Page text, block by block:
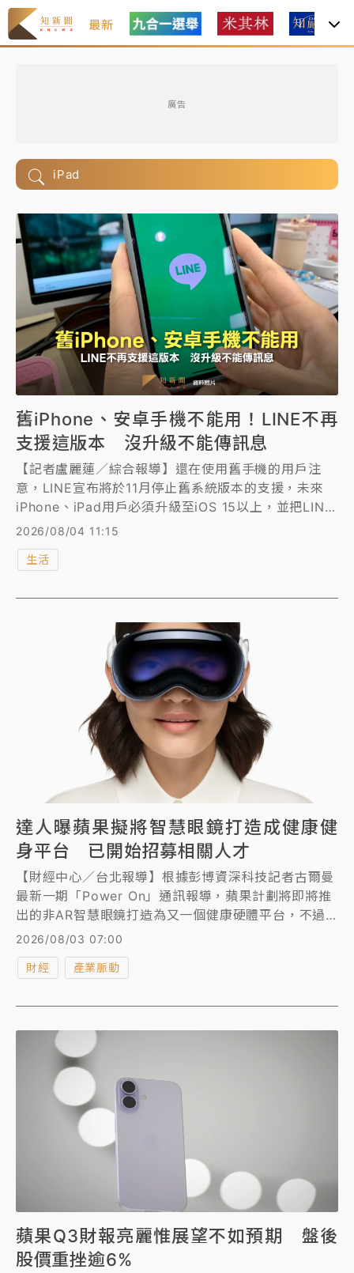
最新
廣告
iPad
舊iPhone、安卓手機不能用！LINE不再
支援這版本 沒升級不能傳訊息
【記者盧麗蓮／綜合報導】還在使用舊手機的用戶注
意，LINE宣布將於11月停止舊系統版本的支援，未來
iPhone、iPad用戶必須升級至iOS 15以上，並把LINE
更新至14.6.3以上才能繼續使用，Android用戶的要求
2026/08/04 11:15
生活
達人曝蘋果擬將智慧眼鏡打造成健康健
身平台 已開始招募相關人才
【財經中心／台北報導】根據彭博資深科技記者古爾曼
最新一期「Power On」通訊報導，蘋果計劃將即將推
出的非AR智慧眼鏡打造為又一個健康硬體平台，不過
相關功能很可能不會隨明年問世的第一代產品首發落
地。
2026/08/03 07:00
財經 產業脈動
蘋果Q3財報亮麗惟展望不如預期 盤後
股價重挫逾6%